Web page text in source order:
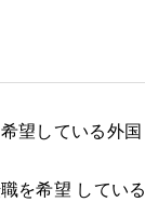
望している外国
を希望 している